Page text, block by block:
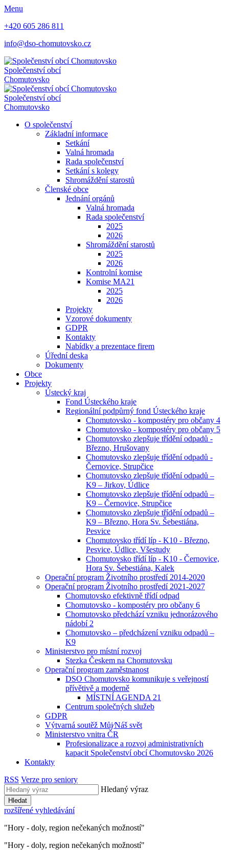
Menu
+420 605 286 811
info@dso-chomutovsko.cz
Společenství obcí
Chomutovsko
Společenství obcí
Chomutovsko
O společenství
Základní informace
Setkání
Valná hromada
Rada společenství
Setkání s kolegy
Shromáždění starostů
Členské obce
Jednání orgánů
Valná hromada
Rada společenství
2025
2026
Shromáždění starostů
2025
2026
Kontrolní komise
Komise MA21
2025
2026
Projekty
Vzorové dokumenty
GDPR
Kontakty
Nabídky a prezentace firem
Úřední deska
Dokumenty
Obce
Projekty
Ústecký kraj
Fond Ústeckého kraje
Regionální podpůrný fond Ústeckého kraje
Chomutovsko - kompostéry pro občany 4
Chomutovsko - kompostéry pro občany 5
Chomutovsko zlepšuje třídění odpadů -
Březno, Hrušovany
Chomutovsko zlepšuje třídění odpadů -
Černovice, Strupčice
Chomutovsko zlepšuje třídění odpadů –
K9 – Jirkov, Údlice
Chomutovsko zlepšuje třídění odpadů –
K9 – Černovice, Strupčice
Chomutovsko zlepšuje třídění odpadů –
K9 – Březno, Hora Sv. Šebestiána,
Pesvice
Chomutovsko třídí líp - K10 - Březno,
Pesvice, Údlice, Všestudy
Chomutovsko třídí líp - K10 - Černovice,
Hora Sv. Šebestiána, Kalek
Operační program Životního prostředí 2014-2020
Operační program Životního prostředí 2021-2027
Chomutovsko efektivně třídí odpad
Chomutovsko - kompostéry pro občany 6
Chomutovsko předchází vzniku jednorázového
nádobí 2
Chomutovsko – předcházení vzniku odpadů –
K9
Ministerstvo pro místní rozvoj
Stezka Českem na Chomutovsku
Operační program zaměstnanost
DSO Chomutovsko komunikuje s veřejností
přívětivě a moderně
MÍSTNÍ AGENDA 21
Centrum společných služeb
GDPR
Výtvarná soutěž Můj⁄Náš svět
Ministerstvo vnitra ČR
Profesionalizace a rozvoj administrativních
kapacit Společenství obcí Chomutovsko 2026
Kontakty
RSS Verze pro seniory
Hledaný výraz
Hledat
rozšířené vyhledávání
"Hory - doly, region nečekaných možností"
"Hory - doly, region nečekaných možností"